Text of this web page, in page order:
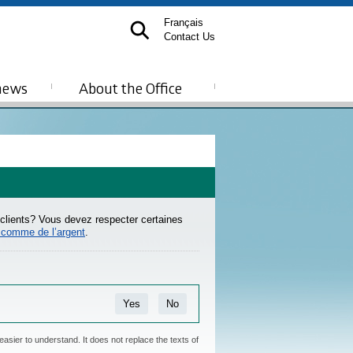
Français
Contact Us
About the Office
Vous devez respecter certaines
de l’argent.
Yes No
to understand. It does not replace the texts of